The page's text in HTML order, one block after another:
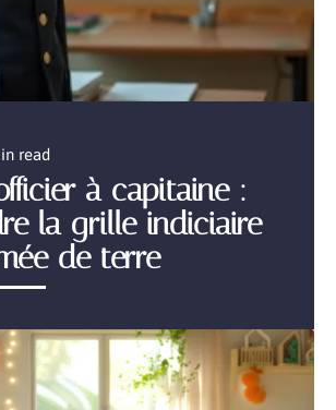
read
à capitaine :
la grille indiciaire
de terre